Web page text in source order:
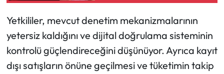
Yetkililer, mevcut denetim mekanizmalarının
yetersiz kaldığını ve dijital doğrulama sisteminin
kontrolü güçlendireceğini düşünüyor. Ayrıca kayıt
dışı satışların önüne geçilmesi ve tüketimin takip